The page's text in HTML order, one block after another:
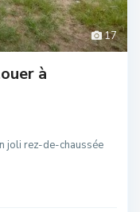
17
à
joli rez-de-chaussée